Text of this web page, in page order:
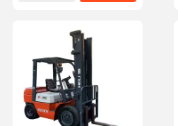
Environments